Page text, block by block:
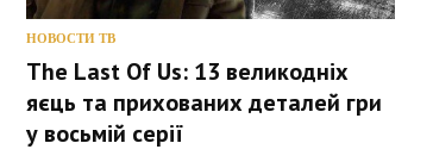
НОВОСТИ ТВ
The Last Of Us: 13 великодніх
яєць та прихованих деталей гри
у восьмій серії